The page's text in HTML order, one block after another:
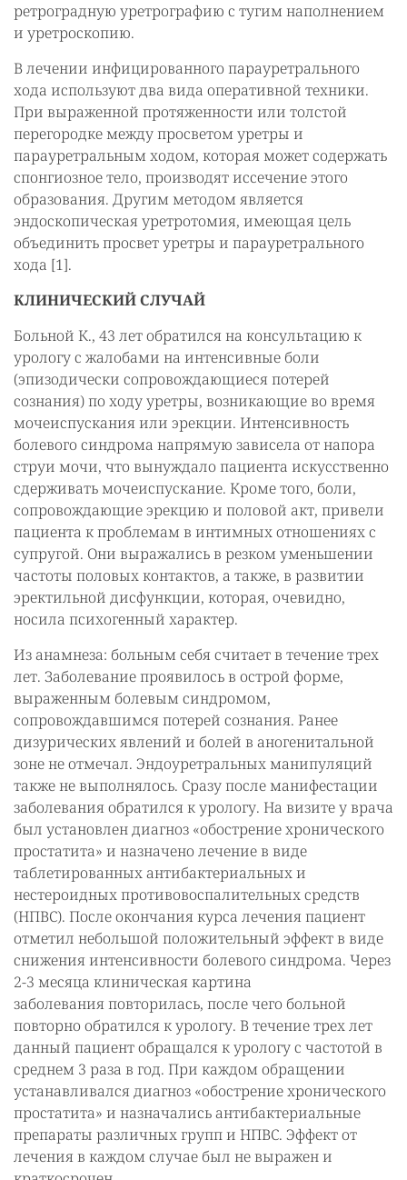
ретроградную уретрографию с тугим наполнением
и уретроскопию.
В лечении инфицированного парауретрального
хода используют два вида оперативной техники.
При выраженной протяженности или толстой
перегородке между просветом уретры и
парауретральным ходом, которая может содержать
спонгиозное тело, производят иссечение этого
образования. Другим методом является
эндоскопическая уретротомия, имеющая цель
объединить просвет уретры и парауретрального
хода [1].
КЛИНИЧЕСКИЙ СЛУЧАЙ
Больной К., 43 лет обратился на консультацию к
урологу с жалобами на интенсивные боли
(эпизодически сопровождающиеся потерей
сознания) по ходу уретры, возникающие во время
мочеиспускания или эрекции. Интенсивность
болевого синдрома напрямую зависела от напора
струи мочи, что вынуждало пациента искусственно
сдерживать мочеиспускание. Кроме того, боли,
сопровождающие эрекцию и половой акт, привели
пациента к проблемам в интимных отношениях с
супругой. Они выражались в резком уменьшении
частоты половых контактов, а также, в развитии
эректильной дисфункции, которая, очевидно,
носила психогенный характер.
Из анамнеза: больным себя считает в течение трех
лет. Заболевание проявилось в острой форме,
выраженным болевым синдромом,
сопровождавшимся потерей сознания. Ранее
дизурических явлений и болей в аногенитальной
зоне не отмечал. Эндоуретральных манипуляций
также не выполнялось. Сразу после манифестации
заболевания обратился к урологу. На визите у врача
был установлен диагноз «обострение хронического
простатита» и назначено лечение в виде
таблетированных антибактериальных и
нестероидных противовоспалительных средств
(НПВС). После окончания курса лечения пациент
отметил небольшой положительный эффект в виде
снижения интенсивности болевого синдрома. Через
2-3 месяца клиническая картина
заболевания повторилась, после чего больной
повторно обратился к урологу. В течение трех лет
данный пациент обращался к урологу с частотой в
среднем 3 раза в год. При каждом обращении
устанавливался диагноз «обострение хронического
простатита» и назначались антибактериальные
препараты различных групп и НПВС. Эффект от
лечения в каждом случае был не выражен и